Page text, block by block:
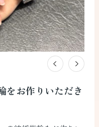
をお作りいただき